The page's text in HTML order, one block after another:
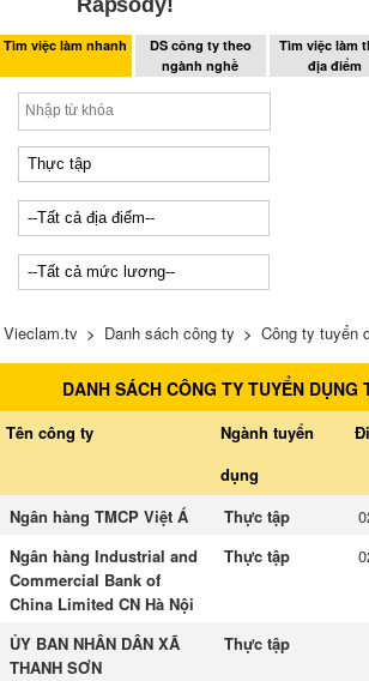
Tìm việc làm nhanh
DS công ty theo
ngành nghề
Tìm việc làm
địa điểm
Vieclam.tv > Danh sách công ty > Công ty tuyển
DANH SÁCH CÔNG TY TUYỂN DỤNG
Tên công ty
Ngành tuyển
dụng
Ngân hàng TMCP Việt Á
Thực tập
Ngân hàng Industrial and
Commercial Bank of
China Limited CN Hà Nội
Thực tập
ỦY BAN NHÂN DÂN XÃ
THANH SƠN
Thực tập